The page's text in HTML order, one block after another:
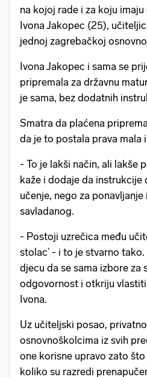
na kojoj rade i za koju
Ivona Jakopec (25),
jednoj zagrebačkoj
Ivona Jakopec i sama se
pripremala za državnu
je sama, bez dodatnih
Smatra da plaćena
da je to postala prava mala
- To je lakši način, ali lakše
kaže i dodaje da instrukcije
učenje, nego za ponavljanje
savladanog.
- Postoji uzrečica među
stolac’ - i to je stvarno
djecu da se sama izbore za
odgovornost i otkriju
Ivona.
Uz učiteljski posao,
osnovnoškolcima iz svih
one korisne upravo zato
koliko su razredi